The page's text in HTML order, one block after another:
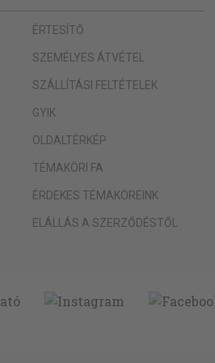
ÉRTESÍTŐ
SZEMÉLYES ÁTVÉTEL
SZÁLLÍTÁSI FELTÉTELEK
GYIK
OLDALTÉRKÉP
TÉMAKÖRI FA
ÉRDEKES TÉMAKÖREINK
ELÁLLÁS A SZERZŐDÉSTŐL